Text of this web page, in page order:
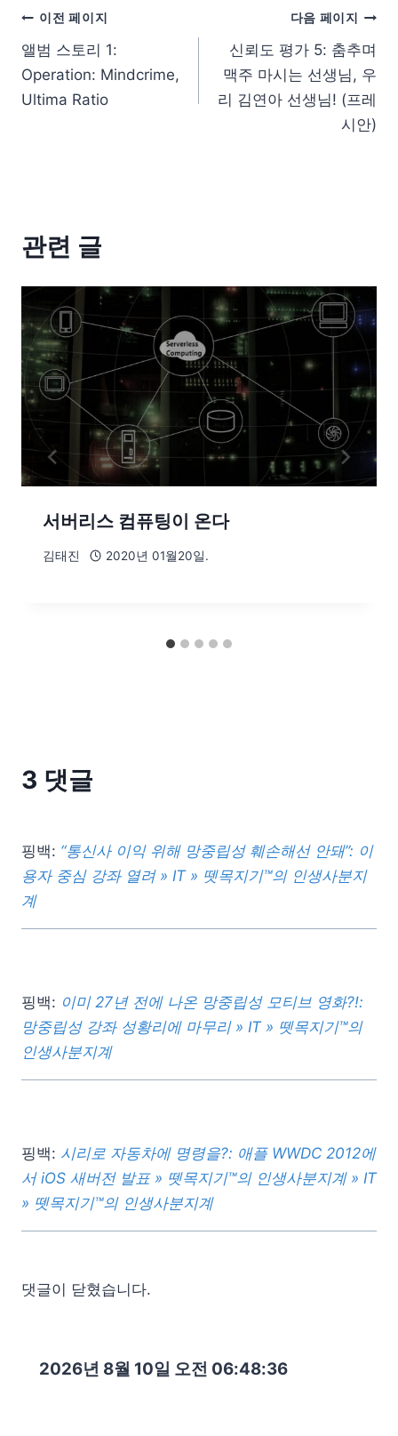
이전 페이지
앨범 스토리 1:
Operation: Mindcrime,
Ultima Ratio
다음 페이지
신뢰도 평가 5: 춤추며
맥주 마시는 선생님, 우
리 김연아 선생님! (프레
시안)
관련 글
서버리스 컴퓨팅이 온다
김태진 2020년 01월20일.
3 댓글
핑백: “통신사 이익 위해 망중립성 훼손해선 안돼”: 이
용자 중심 강좌 열려 » IT » 뗏목지기™의 인생사분지
계
핑백: 이미 27년 전에 나온 망중립성 모티브 영화?!:
망중립성 강좌 성황리에 마무리 » IT » 뗏목지기™의
인생사분지계
핑백: 시리로 자동차에 명령을?: 애플 WWDC 2012에
서 iOS 새버전 발표 » 뗏목지기™의 인생사분지계 » IT
» 뗏목지기™의 인생사분지계
댓글이 닫혔습니다.
2026년 8월 10일 오전 06:48:37